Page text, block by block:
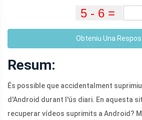
Obteniu Una
Resum:
És possible que accidentalment
d'Android durant l'ús diari. En aquesta
recuperar vídeos suprimits a Android?